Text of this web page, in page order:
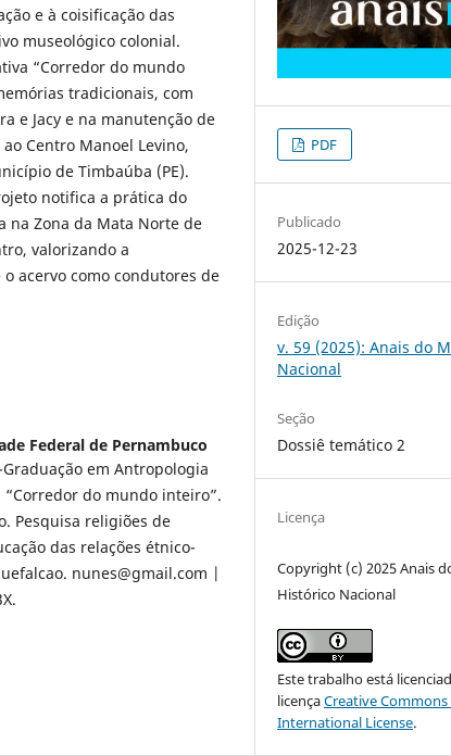
e à coisificação das
museológico colonial.
“Corredor do mundo
tradicionais, com
e Jacy e na manutenção de
Centro Manoel Levino,
de Timbaúba (PE).
notifica a prática do
na Zona da Mata Norte de
valorizando a
acervo como condutores de
Federal de Pernambuco
em Antropologia
“Corredor do mundo inteiro”.
Pesquisa religiões de
das relações étnico-
nunes@gmail.com |
PDF
Publicado
2025-12-23
Edição
v. 59 (2025): Anais do
Nacional
Seção
Dossiê temático 2
Licença
Copyright (c) 2025 Anais
Histórico Nacional
Este trabalho está
licençaCreative
International License.